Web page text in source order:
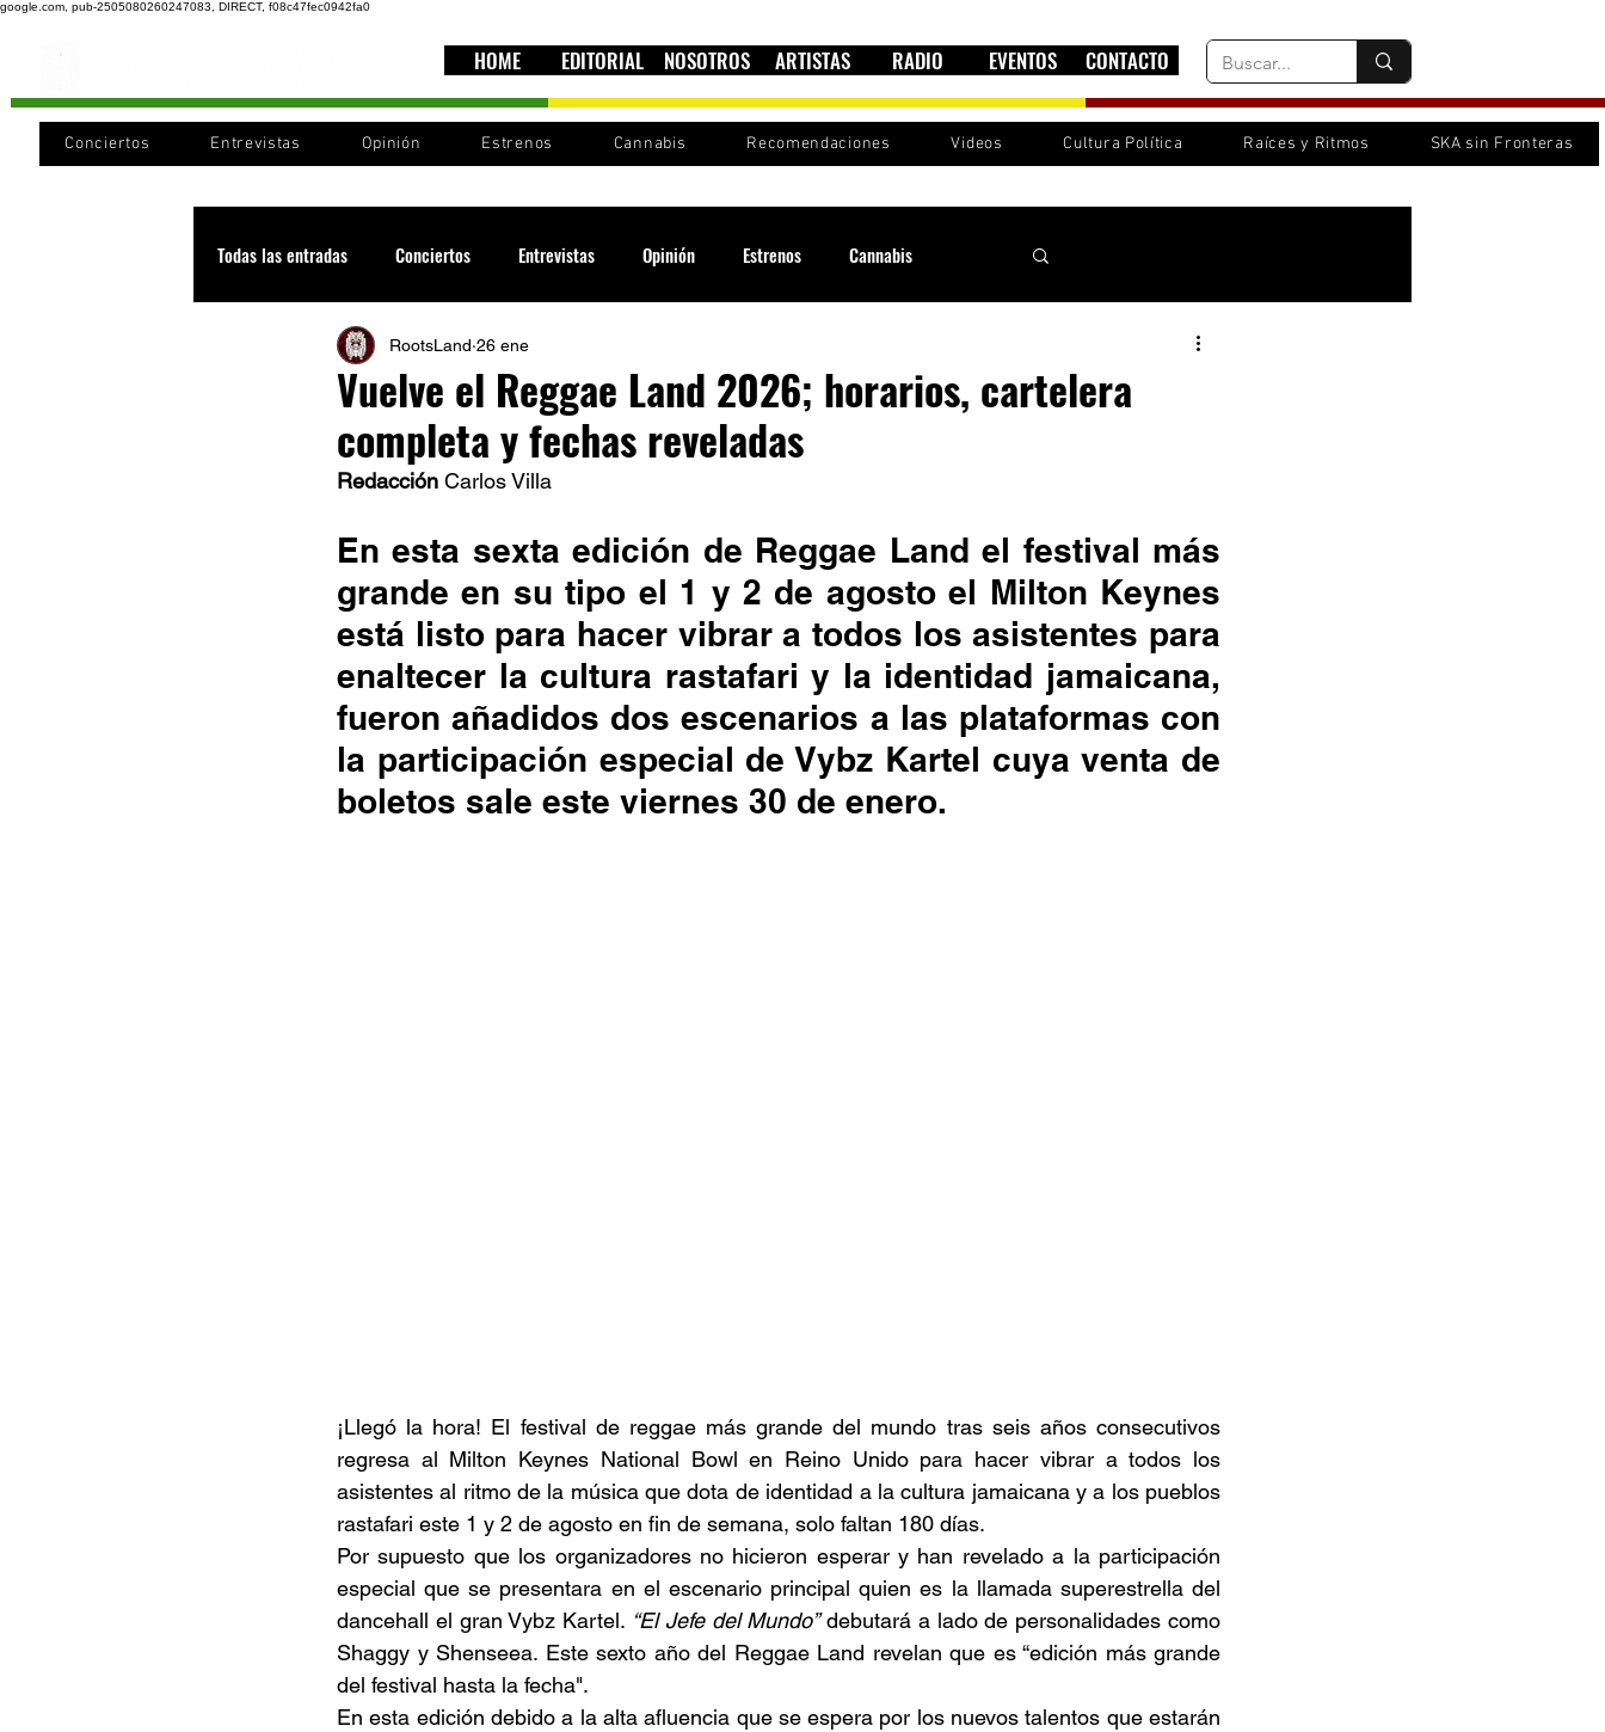
google.com, pub-2505080260247083, DIRECT, f08c47fec0942fa0
HOME EDITORIAL NOSOTROS ARTISTAS RADIO EVENTOS CONTACTO
Conciertos Entrevistas Opinión Estrenos Cannabis Recomendaciones Videos Cultura Política Raíces y Ritmos SKA sin Fronteras
Todas las entradas Conciertos Entrevistas Opinión Estrenos Cannabis
Recomendaciones Videos
Cultura Cobertura Sound System Festivales
Documentales Podcast Rastafari Fuera del reggae ANCOP
Conociendo Reggae Columna del día Sorteos Eventos Artistas
Bandas emergentes cann raices
Vuelve el Reggae Land 2026; horarios, cartelera
completa y fechas reveladas
RootsLand 26 ene
Redacción Carlos Villa
En esta sexta edición de Reggae Land el festival más
grande en su tipo el 1 y 2 de agosto el Milton Keynes
está listo para hacer vibrar a todos los asistentes para
enaltecer la cultura rastafari y la identidad jamaicana,
fueron añadidos dos escenarios a las plataformas con
la participación especial de Vybz Kartel cuya venta de
boletos sale este viernes 30 de enero.
¡Llegó la hora! El festival de reggae más grande del mundo tras seis años consecutivos
regresa al Milton Keynes National Bowl en Reino Unido para hacer vibrar a todos los
asistentes al ritmo de la música que dota de identidad a la cultura jamaicana y a los pueblos
rastafari este 1 y 2 de agosto en fin de semana, solo faltan 180 días.
Por supuesto que los organizadores no hicieron esperar y han revelado a la participación
especial que se presentara en el escenario principal quien es la llamada superestrella del
dancehall el gran Vybz Kartel. “El Jefe del Mundo” debutará a lado de personalidades como
Shaggy y Shenseea. Este sexto año del Reggae Land revelan que es “edición más grande
del festival hasta la fecha".
En esta edición debido a la alta afluencia que se espera por los nuevos talentos que estarán